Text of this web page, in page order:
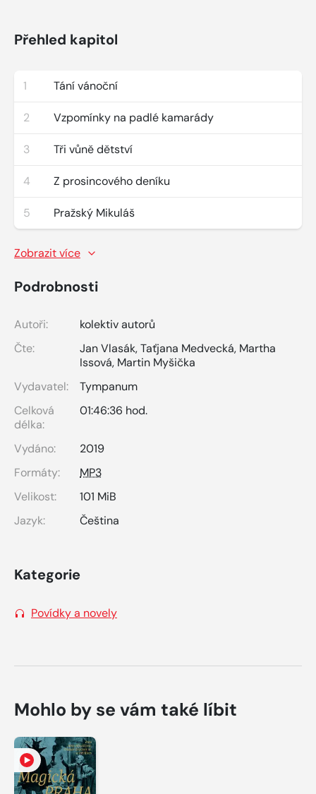
Přehled kapitol
1 Tání vánoční
2 Vzpomínky na padlé kamarády
3 Tři vůně dětství
4 Z prosincového deníku
5 Pražský Mikuláš
Zobrazit více
Podrobnosti
Autoři:
kolektiv autorů
Čte:
Jan Vlasák,Taťjana Medvecká, Martha
Issová, Martin Myšička
Vydavatel:
Tympanum
Celková
délka:
01:46:36 hod.
Vydáno:
2019
Formáty:
MP3
Velikost:
101 MiB
Jazyk:
Čeština
Kategorie
Povídky a novely
Mohlo by se vám také líbit